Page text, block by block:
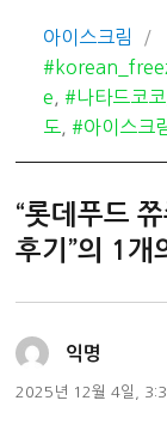
카
테
고
리
아이스크림
e ,#나타드코코
도
,#아이스크
“롯데푸드
후기”의 1개
익명
글:
2025년 12월 4일,